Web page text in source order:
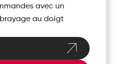
avec un
au doigt